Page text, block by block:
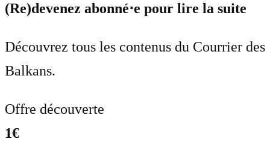
(Re)devenez abonné⋅e pour lire la suite
Découvrez tous les contenus du Courrier des
Balkans.
Offre découverte
1€